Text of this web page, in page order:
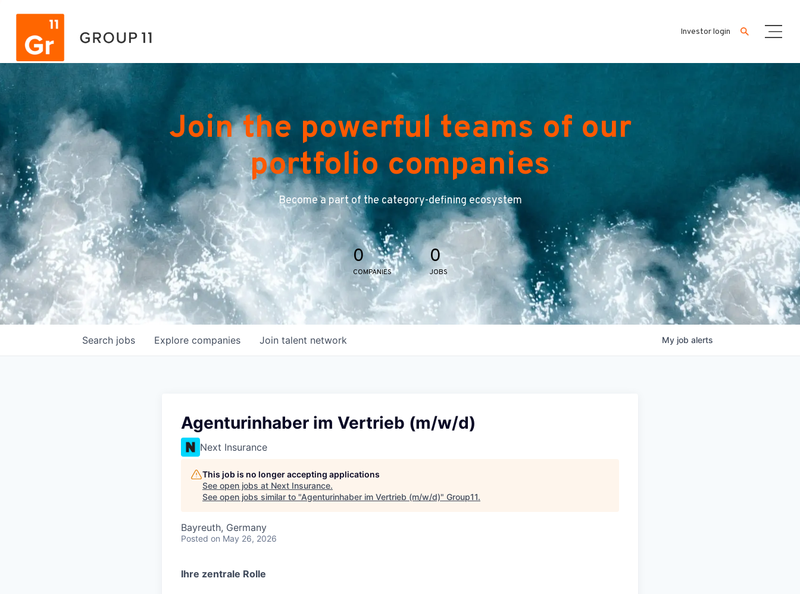
Investor login
Join the powerful teams of our
portfolio companies
Become a part of the category-defining ecosystem
0
COMPANIES
0
JOBS
Search jobs Explore companies Join talent network My job alerts
Agenturinhaber im Vertrieb (m/w/d)
Next Insurance
This job is no longer accepting applications
See open jobs at Next Insurance.
See open jobs similar to "Agenturinhaber im Vertrieb (m/w/d)" Group11.
Bayreuth, Germany
Posted on May 26, 2026
Ihre zentrale Rolle